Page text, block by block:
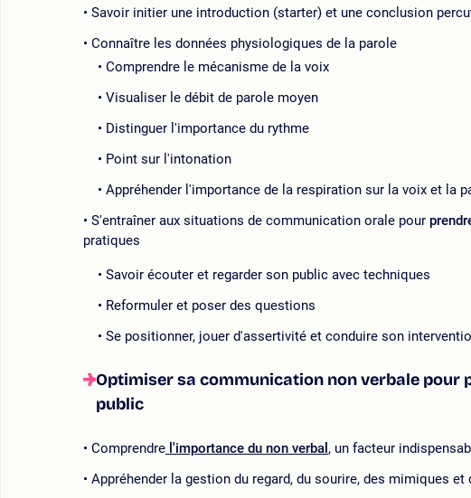
Savoir initier une introduction (starter) et une conclusion
Connaître les données physiologiques de la parole
Comprendre le mécanisme de la voix
Visualiser le débit de parole moyen
Distinguer l'importance du rythme
Point sur l'intonation
Appréhender l'importance de la respiration sur la voix et la
S'entraîner aux situations de communication orale pour
pratiques
Savoir écouter et regarder son public avec techniques
Reformuler et poser des questions
Se positionner, jouer d'assertivité et conduire son
Optimiser sa communication non verbale
public
Comprendre l'importance du non verbal , un facteur
Appréhender la gestion du regard, du sourire, des mimiques et